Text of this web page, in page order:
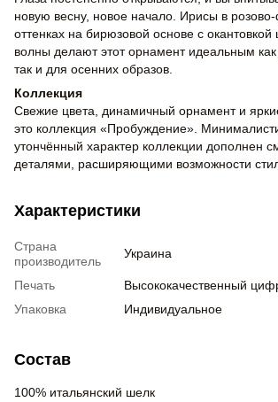
новую весну, новое начало. Ирисы в
оттенках на бирюзовой основе с окантовкой
волны делают этот орнамент идеальным как
так и для осенних образов.
Коллекция
Свежие цвета, динамичный орнамент и
это коллекция «Пробуждение».
утончённый характер коллекции дополнен
деталями, расширяющими возможности
Характеристики
Страна
производитель
Украина
Печать
Высококачественный
Упаковка
Индивидуальное
Состав
100% итальянский шелк